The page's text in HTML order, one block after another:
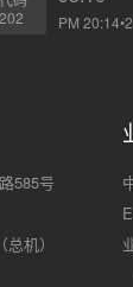
PM
585号
机）